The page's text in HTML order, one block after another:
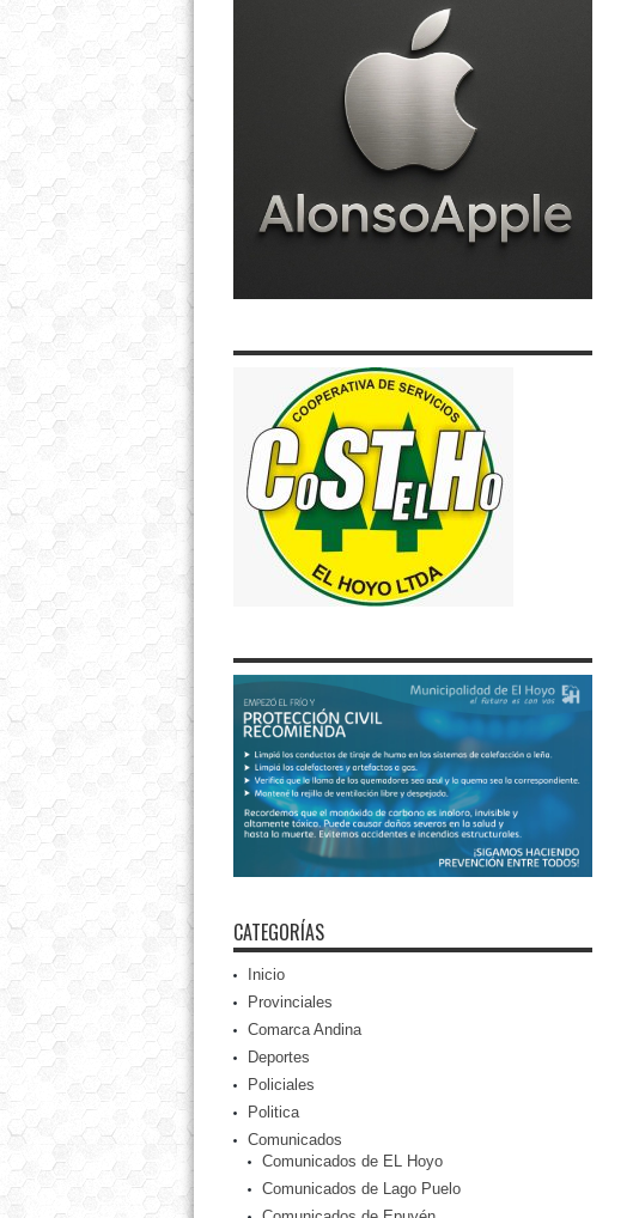
CATEGORÍAS
Inicio
Provinciales
Comarca Andina
Deportes
Policiales
Politica
Comunicados
Comunicados de EL Hoyo
Comunicados de Lago Puelo